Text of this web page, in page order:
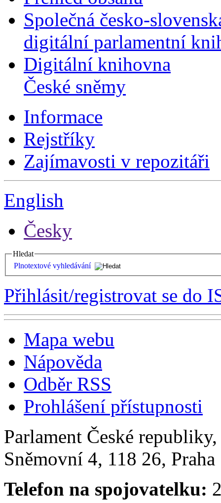
Společná česko-
digitální parlamentní
Digitální knihovna
České sněmy
Informace
Rejstříky
Zajímavosti v repozitáři
English
Česky
Hledat
Plnotextové vyhledávání
Přihlásit/registrovat se do
Mapa webu
Nápověda
Odběr RSS
Prohlášení přístupnosti
Parlament České
Sněmovní 4, 118 26,
Telefon na spojovatelku: